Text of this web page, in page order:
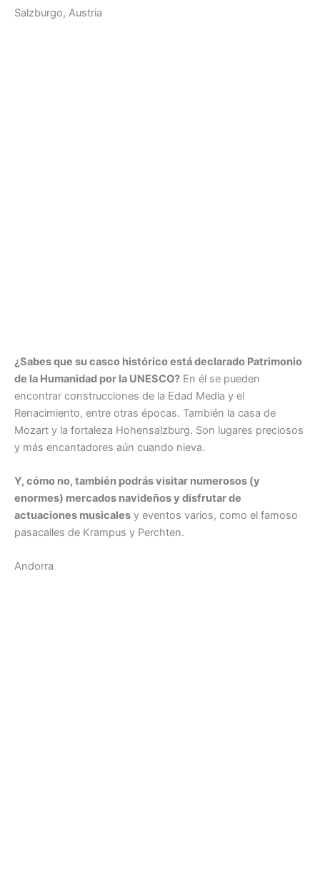
Salzburgo, Austria
¿Sabes que su casco histórico está declarado Patrimonio
de la Humanidad por la UNESCO? En él se pueden
encontrar construcciones de la Edad Media y el
Renacimiento, entre otras épocas. También la casa de
Mozart y la fortaleza Hohensalzburg. Son lugares preciosos
y más encantadores aún cuando nieva.
Y, cómo no, también podrás visitar numerosos (y
enormes) mercados navideños y disfrutar de
actuaciones musicales y eventos varios, como el famoso
pasacalles de Krampus y Perchten.
Andorra